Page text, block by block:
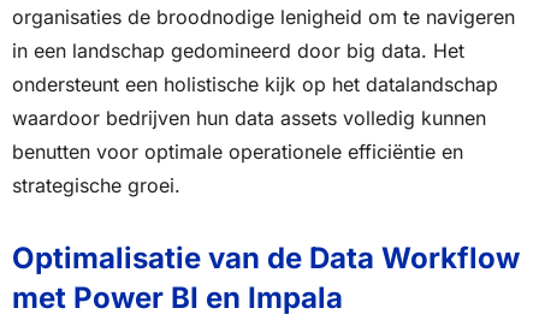
organisaties de broodnodige lenigheid om te navigeren
in een landschap gedomineerd door big data. Het
ondersteunt een holistische kijk op het datalandschap
waardoor bedrijven hun data assets volledig kunnen
benutten voor optimale operationele efficiëntie en
strategische groei.
Optimalisatie van de Data Workflow
met Power BI en Impala